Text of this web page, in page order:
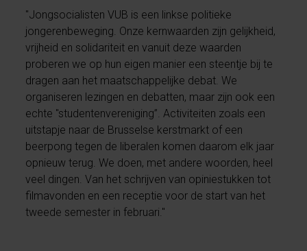
"Jongsocialisten VUB is een linkse politieke
jongerenbeweging. Onze kernwaarden zijn gelijkheid,
vrijheid en solidariteit en vanuit deze waarden
proberen we op hun eigen manier een steentje bij te
dragen aan het maatschappelijke debat. We
organiseren lezingen en debatten, maar zijn ook een
echte "studentenvereniging”. Activiteiten zoals een
uitstapje naar de Brusselse kerstmarkt of een
beerpong tegen de liberalen komen daarom elk jaar
opnieuw terug. We doen, met andere woorden, heel
veel dingen. Van het schrijven van opiniestukken tot
filmavonden en een receptie voor de start van het
tweede semester in februari."